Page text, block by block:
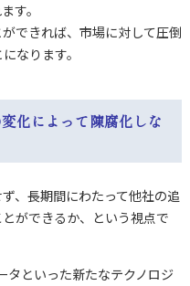
す。
できれば、市場に対して圧倒
なります。
化によって陳腐化しな
、長期間にわたって他社の追
ができるか、という視点で
タといった新たなテクノロジ